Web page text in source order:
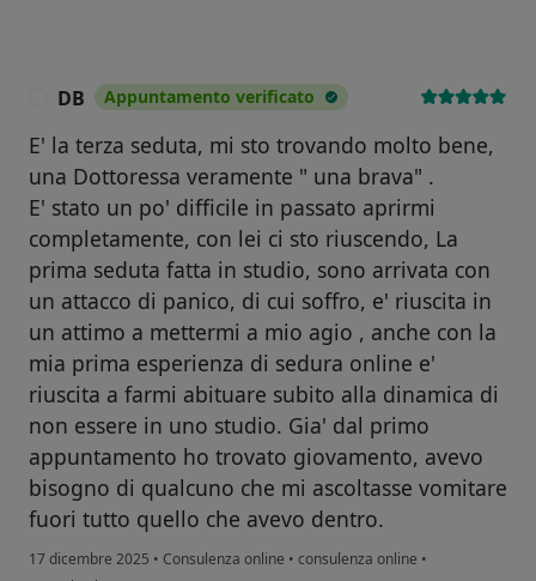
DB Appuntamento verificato
E' la terza seduta, mi sto trovando molto bene,
una Dottoressa veramente " una brava" .
E' stato un po' difficile in passato aprirmi
completamente, con lei ci sto riuscendo, La
prima seduta fatta in studio, sono arrivata con
un attacco di panico, di cui soffro, e' riuscita in
un attimo a mettermi a mio agio , anche con la
mia prima esperienza di sedura online e'
riuscita a farmi abituare subito alla dinamica di
non essere in uno studio. Gia' dal primo
appuntamento ho trovato giovamento, avevo
bisogno di qualcuno che mi ascoltasse vomitare
fuori tutto quello che avevo dentro.
17 dicembre 2025 • Consulenza online • consulenza online •